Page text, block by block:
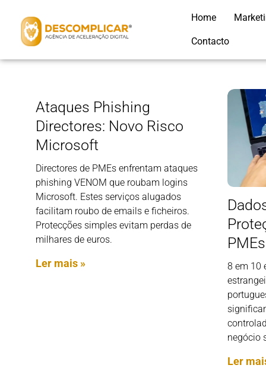
Home
Contacto
Ataques Phishing
Directores: Novo Risco
Microsoft
Directores de PMEs enfrentam ataques
phishing VENOM que roubam logins
Microsoft. Estes serviços alugados
facilitam roubo de emails e ficheiros.
Protecções simples evitam perdas de
milhares de euros.
Ler mais »
PMEs
8 em 10
negócio
Ler